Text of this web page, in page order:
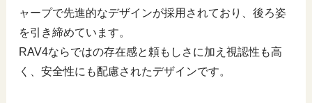
ャープで先進的なデザインが採用されており、後ろ姿
を引き締めています。
RAV4ならではの存在感と頼もしさに加え視認性も高
く、安全性にも配慮されたデザインです。